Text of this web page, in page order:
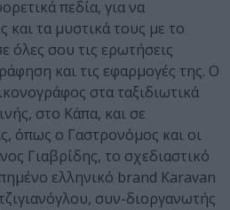
πεδία, για να
και τα μυστικά τους με το
όλες σου τις ερωτήσεις
και τις εφαρμογές της. Ο
στα ταξιδιωτικά
στο Κάπα, και σε
όπως ο Γαστρονόμος και οι
Γιαβρίδης, το σχεδιαστικό
ελληνικό brand Karavan
συν-διοργανωτής